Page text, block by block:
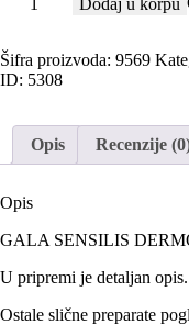
Dodaj u korpu
Šifra proizvoda: 9569
ID: 5308
Opis Recenzije
Opis
GALA SENSILIS
U pripremi je detaljan opis.
Ostale slične preparate